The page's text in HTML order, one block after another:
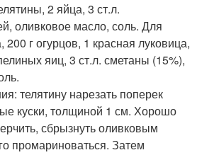
2 яйца, 3 ст.л.
оливковое масло, соль. Для
200 г огурцов, 1 красная луковица,
яиц, 3 ст.л. сметаны (15%),
телятину нарезать поперек
куски, толщиной 1 см. Хорошо
сбрызнуть оливковым
промариноваться. Затем